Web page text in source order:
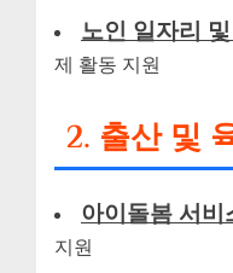
노인 일자리
제 활동 지원
2. 출산 및
아이돌봄 서비
지원